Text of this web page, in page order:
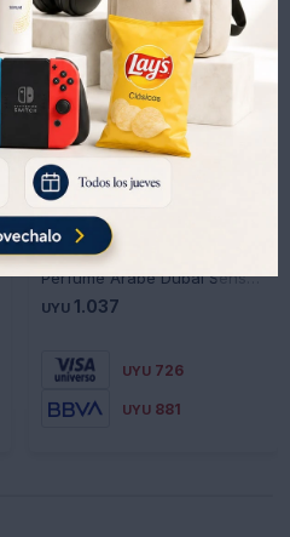
Perfume Árabe Dubai Sensations Night Club Exotic Women 100ML - CELESTE
UYU 1.037
UYU 726
UYU 881